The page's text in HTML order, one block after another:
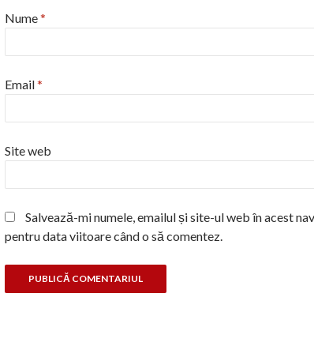
Nume*
Email*
Site web
Salvează-mi numele, emailul și site-ul web în acest
pentru data viitoare când o să comentez.